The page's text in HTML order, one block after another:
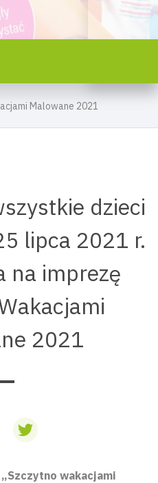
Malowane 2021
dzieci
lipca 2021 r.
na imprezę
2021
wakacjami